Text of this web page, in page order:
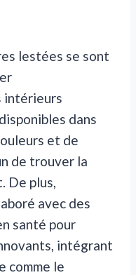
lestées se sont
intérieurs
dans
et de
de trouver la
De plus,
avec des
santé pour
intégrant
comme le